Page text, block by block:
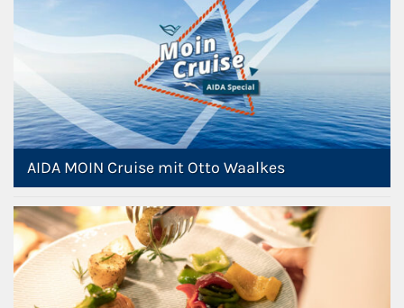
AIDA MOIN Cruise mit Otto Waalkes